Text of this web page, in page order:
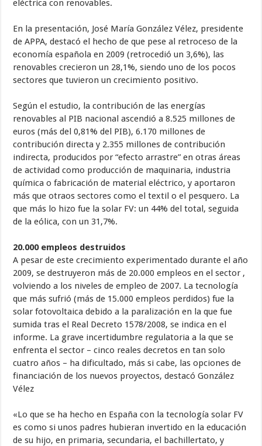
eléctrica con renovables.
En la presentación, José María González Vélez, presidente
de APPA, destacó el hecho de que pese al retroceso de la
economía española en 2009 (retrocedió un 3,6%), las
renovables crecieron un 28,1%, siendo uno de los pocos
sectores que tuvieron un crecimiento positivo.
Según el estudio, la contribución de las energías
renovables al PIB nacional ascendió a 8.525 millones de
euros (más del 0,81% del PIB), 6.170 millones de
contribución directa y 2.355 millones de contribución
indirecta, producidos por “efecto arrastre” en otras áreas
de actividad como producción de maquinaria, industria
química o fabricación de material eléctrico, y aportaron
más que otraos sectores como el textil o el pesquero. La
que más lo hizo fue la solar FV: un 44% del total, seguida
de la eólica, con un 31,7%.
20.000 empleos destruidos
A pesar de este crecimiento experimentado durante el año
2009, se destruyeron más de 20.000 empleos en el sector ,
volviendo a los niveles de empleo de 2007. La tecnología
que más sufrió (más de 15.000 empleos perdidos) fue la
solar fotovoltaica debido a la paralización en la que fue
sumida tras el Real Decreto 1578/2008, se indica en el
informe. La grave incertidumbre regulatoria a la que se
enfrenta el sector – cinco reales decretos en tan solo
cuatro años – ha dificultado, más si cabe, las opciones de
financiación de los nuevos proyectos, destacó González
Vélez
«Lo que se ha hecho en España con la tecnología solar FV
es como si unos padres hubieran invertido en la educación
de su hijo, en primaria, secundaria, el bachillertato, y